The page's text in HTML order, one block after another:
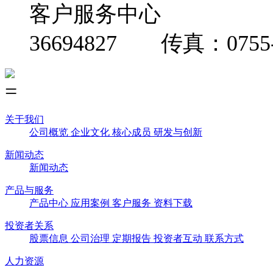
客户服务中
36694827 传真：0755-
关于我们
公司概览 企业文化 核心成员 研发与创新
新闻动态
新闻动态
产品与服务
产品中心 应用案例 客户服务 资料下载
投资者关系
股票信息 公司治理 定期报告 投资者互动 联系方式
人力资源